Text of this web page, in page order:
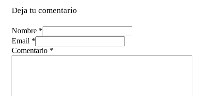
Deja tu comentario
Nombre *
Email *
Comentario *